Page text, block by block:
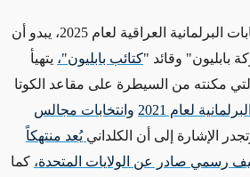
العراقية لعام 2025، يبدو أن
بابليون" وقائد "كتائب بابليون"، يتهيأ
مكنته من السيطرة على مقاعد الكوتا
لعام 2021
وانتخابات مجالس
الإشارة إلى أن الكلداني يُعد منتهكاً
رسمي صادر عن الولايات المتحدة، كما